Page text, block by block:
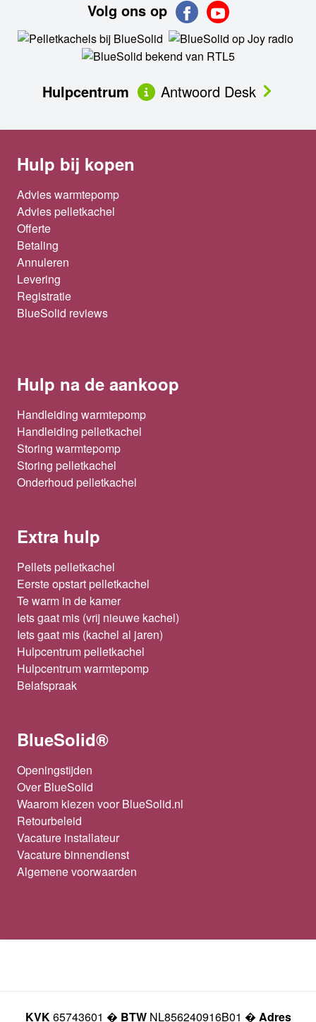
Volg ons op
Hulpcentrum Antwoord Desk
Hulp bij kopen
Advies warmtepomp
Advies pelletkachel
Offerte
Betaling
Annuleren
Levering
Registratie
BlueSolid reviews
Hulp na de aankoop
Handleiding warmtepomp
Handleiding pelletkachel
Storing warmtepomp
Storing pelletkachel
Onderhoud pelletkachel
Extra hulp
Pellets pelletkachel
Eerste opstart pelletkachel
Te warm in de kamer
Iets gaat mis (vrij nieuwe kachel)
Iets gaat mis (kachel al jaren)
Hulpcentrum pelletkachel
Hulpcentrum warmtepomp
Belafspraak
BlueSolid®
Openingstijden
Over BlueSolid
Waarom kiezen voor BlueSolid.nl
Retourbeleid
Vacature installateur
Vacature binnendienst
Algemene voorwaarden
KVK65743601 � BTWNL856240916B01 � Adres